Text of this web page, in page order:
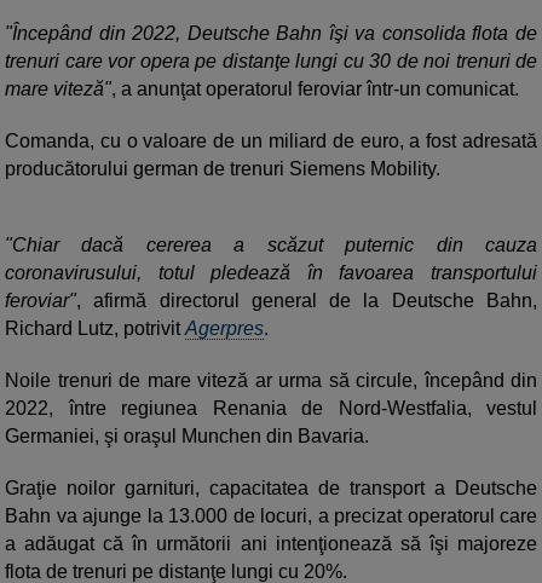
"Începând din 2022, Deutsche Bahn îşi va consolida flota de
trenuri care vor opera pe distanţe lungi cu 30 de noi trenuri de
mare viteză", a anunţat operatorul feroviar într-un comunicat.
Comanda, cu o valoare de un miliard de euro, a fost adresată
producătorului german de trenuri Siemens Mobility.
"Chiar dacă cererea a scăzut puternic din cauza
coronavirusului, totul pledează în favoarea transportului
feroviar", afirmă directorul general de la Deutsche Bahn,
Richard Lutz, potrivitAgerpres.
Noile trenuri de mare viteză ar urma să circule, începând din
2022, între regiunea Renania de Nord-Westfalia, vestul
Germaniei, şi oraşul Munchen din Bavaria.
Graţie noilor garnituri, capacitatea de transport a Deutsche
Bahn va ajunge la 13.000 de locuri, a precizat operatorul care
a adăugat că în următorii ani intenţionează să îşi majoreze
flota de trenuri pe distanţe lungi cu 20%.